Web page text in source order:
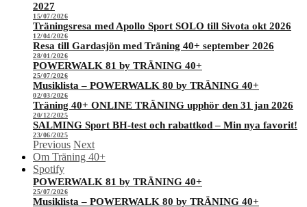
2027
15/07/2026
Träningsresa med Apollo Sport SOLO till Sivota okt 2026
12/04/2026
Resa till Gardasjön med Träning 40+ september 2026
28/01/2026
POWERWALK 81 by TRÄNING 40+
25/07/2026
Musiklista – POWERWALK 80 by TRÄNING 40+
02/03/2026
Träning 40+ ONLINE TRÄNING upphör den 31 jan 2026
20/12/2025
SALMING Sport BH-test och rabattkod – Min nya favorit!
23/06/2025
Previous Next
Om Träning 40+
Spotify
POWERWALK 81 by TRÄNING 40+
25/07/2026
Musiklista – POWERWALK 80 by TRÄNING 40+